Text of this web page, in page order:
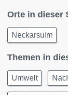
Orte in dieser
Neckarsulm
Themen in
Umwelt